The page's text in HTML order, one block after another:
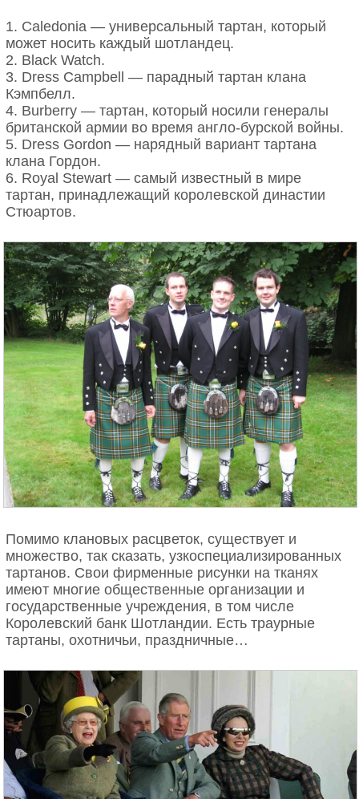
1. Caledonia — универсальный тартан, который
может носить каждый шотландец.
2. Black Watch.
3. Dress Campbell — парадный тартан клана
Кэмпбелл.
4. Burberry — тартан, который носили генералы
британской армии во время англо-бурской войны.
5. Dress Gordon — нарядный вариант тартана
клана Гордон.
6. Royal Stewart — самый известный в мире
тартан, принадлежащий королевской династии
Стюартов.
Помимо клановых расцветок, существует и
множество, так сказать, узкоспециализированных
тартанов. Свои фирменные рисунки на тканях
имеют многие общественные организации и
государственные учреждения, в том числе
Королевский банк Шотландии. Есть траурные
тартаны, охотничьи, праздничные…